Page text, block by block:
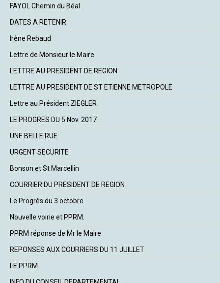
FAYOL Chemin du Béal
DATES A RETENIR
Irène Rebaud
Lettre de Monsieur le Maire
LETTRE AU PRESIDENT DE REGION
LETTRE AU PRESIDENT DE ST ETIENNE METROPOLE
Lettre au Président ZIEGLER
LE PROGRES DU 5 Nov. 2017
UNE BELLE RUE
URGENT SECURITE
Bonson et St Marcellin
COURRIER DU PRESIDENT DE REGION
Le Progrès du 3 octobre
Nouvelle voirie et PPRM.
PPRM réponse de Mr le Maire
REPONSES AUX COURRIERS DU 11 JUILLET
LE PPRM